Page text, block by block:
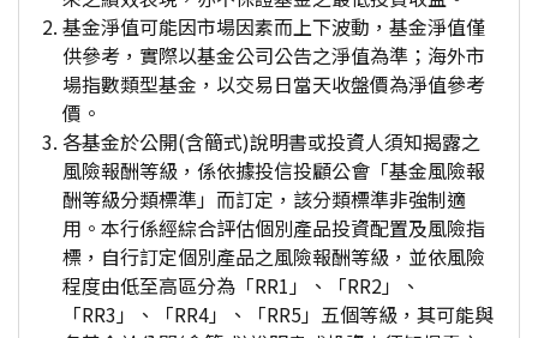
基金淨值可能因市場因素而上下波動，基金淨值僅
供參考，實際以基金公司公告之淨值為準；海外市
場指數類型基金，以交易日當天收盤價為淨值參考
價。
各基金於公開(含簡式)說明書或投資人須知揭露之
風險報酬等級，係依據投信投顧公會「基金風險報
酬等級分類標準」而訂定，該分類標準非強制適
用。本行係經綜合評估個別產品投資配置及風險指
標，自行訂定個別產品之風險報酬等級，並依風險
程度由低至高區分為「RR1」、「RR2」、
「RR3」、「RR4」、「RR5」五個等級，其可能與